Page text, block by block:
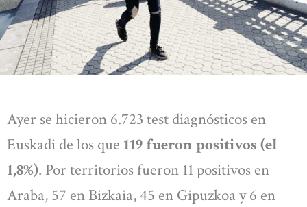
Ayer se hicieron 6.723 test diagnósticos en
Euskadi de los que 119 fueron positivos (el
1,8%). Por territorios fueron 11 positivos en
Araba, 57 en Bizkaia, 45 en Gipuzkoa y 6 en